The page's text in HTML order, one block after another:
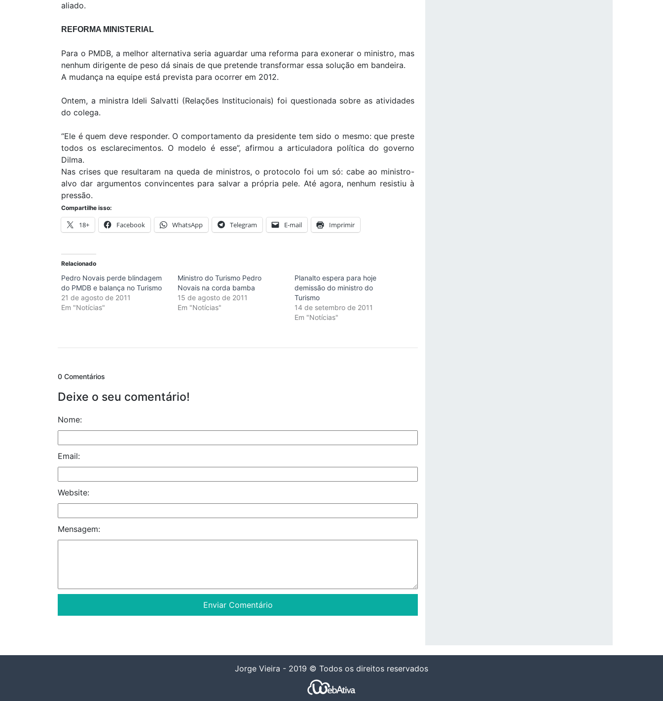
aliado.
REFORMA MINISTERIAL
Para o PMDB, a melhor alternativa seria aguardar uma reforma para exonerar o ministro, mas
nenhum dirigente de peso dá sinais de que pretende transformar essa solução em bandeira.
A mudança na equipe está prevista para ocorrer em 2012.
Ontem, a ministra Ideli Salvatti (Relações Institucionais) foi questionada sobre as atividades
do colega.
“Ele é quem deve responder. O comportamento da presidente tem sido o mesmo: que preste
todos os esclarecimentos. O modelo é esse”, afirmou a articuladora política do governo
Dilma.
Nas crises que resultaram na queda de ministros, o protocolo foi um só: cabe ao ministro-
alvo dar argumentos convincentes para salvar a própria pele. Até agora, nenhum resistiu à
pressão.
Compartilhe isso:
18+ Facebook WhatsApp Telegram E-mail Imprimir
Relacionado
Pedro Novais perde blindagem
do PMDB e balança no Turismo
21 de agosto de 2011
Em "Notícias"
Ministro do Turismo Pedro
Novais na corda bamba
15 de agosto de 2011
Em "Notícias"
Planalto espera para hoje
demissão do ministro do
Turismo
14 de setembro de 2011
Em "Notícias"
0 Comentários
Deixe o seu comentário!
Nome:
Email:
Website:
Mensagem:
Jorge Vieira - 2019 © Todos os direitos reservados